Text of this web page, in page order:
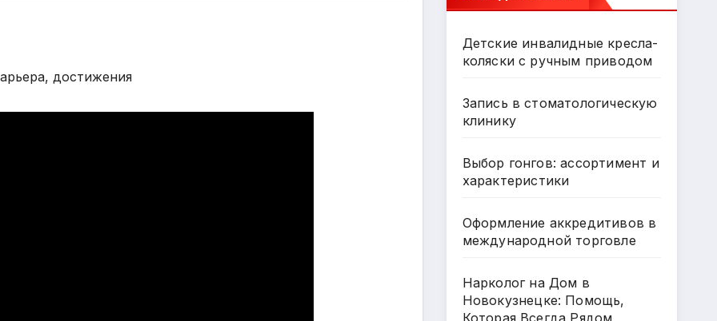
Детские инвалидные кресла-
коляски с ручным приводом
Запись в стоматологическую
клинику
Выбор гонгов: ассортимент и
характеристики
Оформление аккредитивов в
международной торговле
Нарколог на Дом в
Новокузнецке: Помощь,
Которая Всегда Рядом